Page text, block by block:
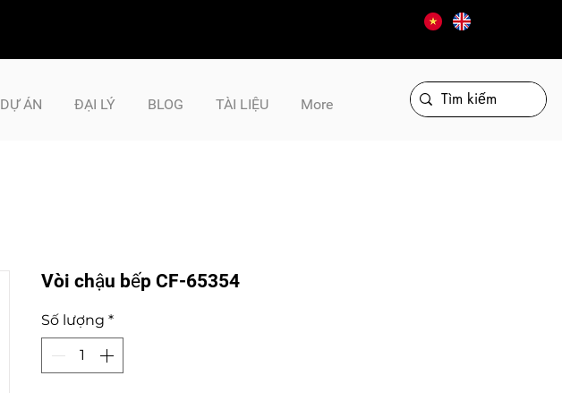
DỰ ÁN ĐẠI LÝ BLOG TÀI LIỆU More
Vòi chậu bếp CF-65354
Số lượng *